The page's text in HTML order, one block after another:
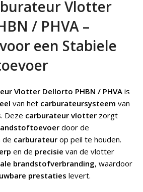
Vlotter
/ PHVA –
een Stabiele
Vlotter Dellorto PHBN / PHVA is
van het carburateursysteem van
. Deze carburateur vlotter zorgt
door de
de carburateur op peil te houden.
en de precisie van de vlotter
brandstofverbranding, waardoor
prestaties levert.